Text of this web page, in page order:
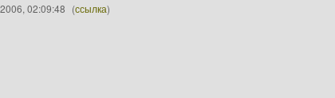
02:09:48 (ссылка)